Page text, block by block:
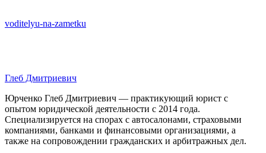
voditelyu-na-zametku
Глеб Дмитриевич
Юрченко Глеб Дмитриевич — практикующий юрист с
опытом юридической деятельности с 2014 года.
Специализируется на спорах с автосалонами, страховыми
компаниями, банками и финансовыми организациями, а
также на сопровождении гражданских и арбитражных дел.